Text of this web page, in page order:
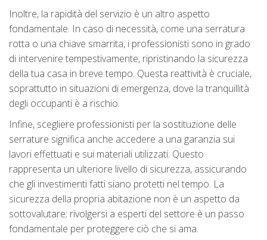
Inoltre, la rapidità del servizio è un altro aspetto
fondamentale. In caso di necessità, come una serratura
rotta o una chiave smarrita, i professionisti sono in grado
di intervenire tempestivamente, ripristinando la sicurezza
della tua casa in breve tempo. Questa reattività è cruciale,
soprattutto in situazioni di emergenza, dove la tranquillità
degli occupanti è a rischio.
Infine, scegliere professionisti per la sostituzione delle
serrature significa anche accedere a una garanzia sui
lavori effettuati e sui materiali utilizzati. Questo
rappresenta un ulteriore livello di sicurezza, assicurando
che gli investimenti fatti siano protetti nel tempo. La
sicurezza della propria abitazione non è un aspetto da
sottovalutare; rivolgersi a esperti del settore è un passo
fondamentale per proteggere ciò che si ama.